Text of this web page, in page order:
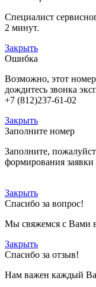
Специалист
2 минут.
Закрыть
Ошибка
Возможно, этот
дождитесь звонка
+7 (812)237-61-02
Закрыть
Заполните номер
Заполните,
формирования заявки
Закрыть
Спасибо за вопрос!
Мы свяжемся с Вами
Закрыть
Спасибо за отзыв!
Нам важен каждый